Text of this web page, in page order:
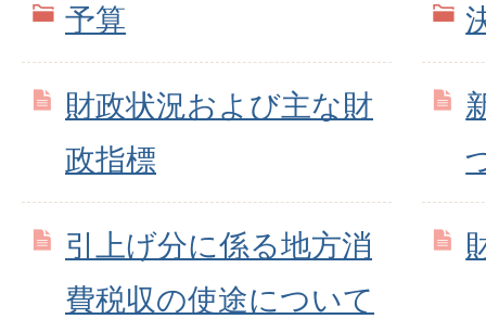
予算
財政状況および主な財
政指標
引上げ分に係る地方消
費税収の使途について